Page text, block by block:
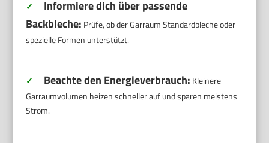
✓
Informiere dich über passende
Backbleche: Prüfe, ob der Garraum Standardbleche oder
spezielle Formen unterstützt.
✓ Beachte den Energieverbrauch: Kleinere
Garraumvolumen heizen schneller auf und sparen meistens
Strom.